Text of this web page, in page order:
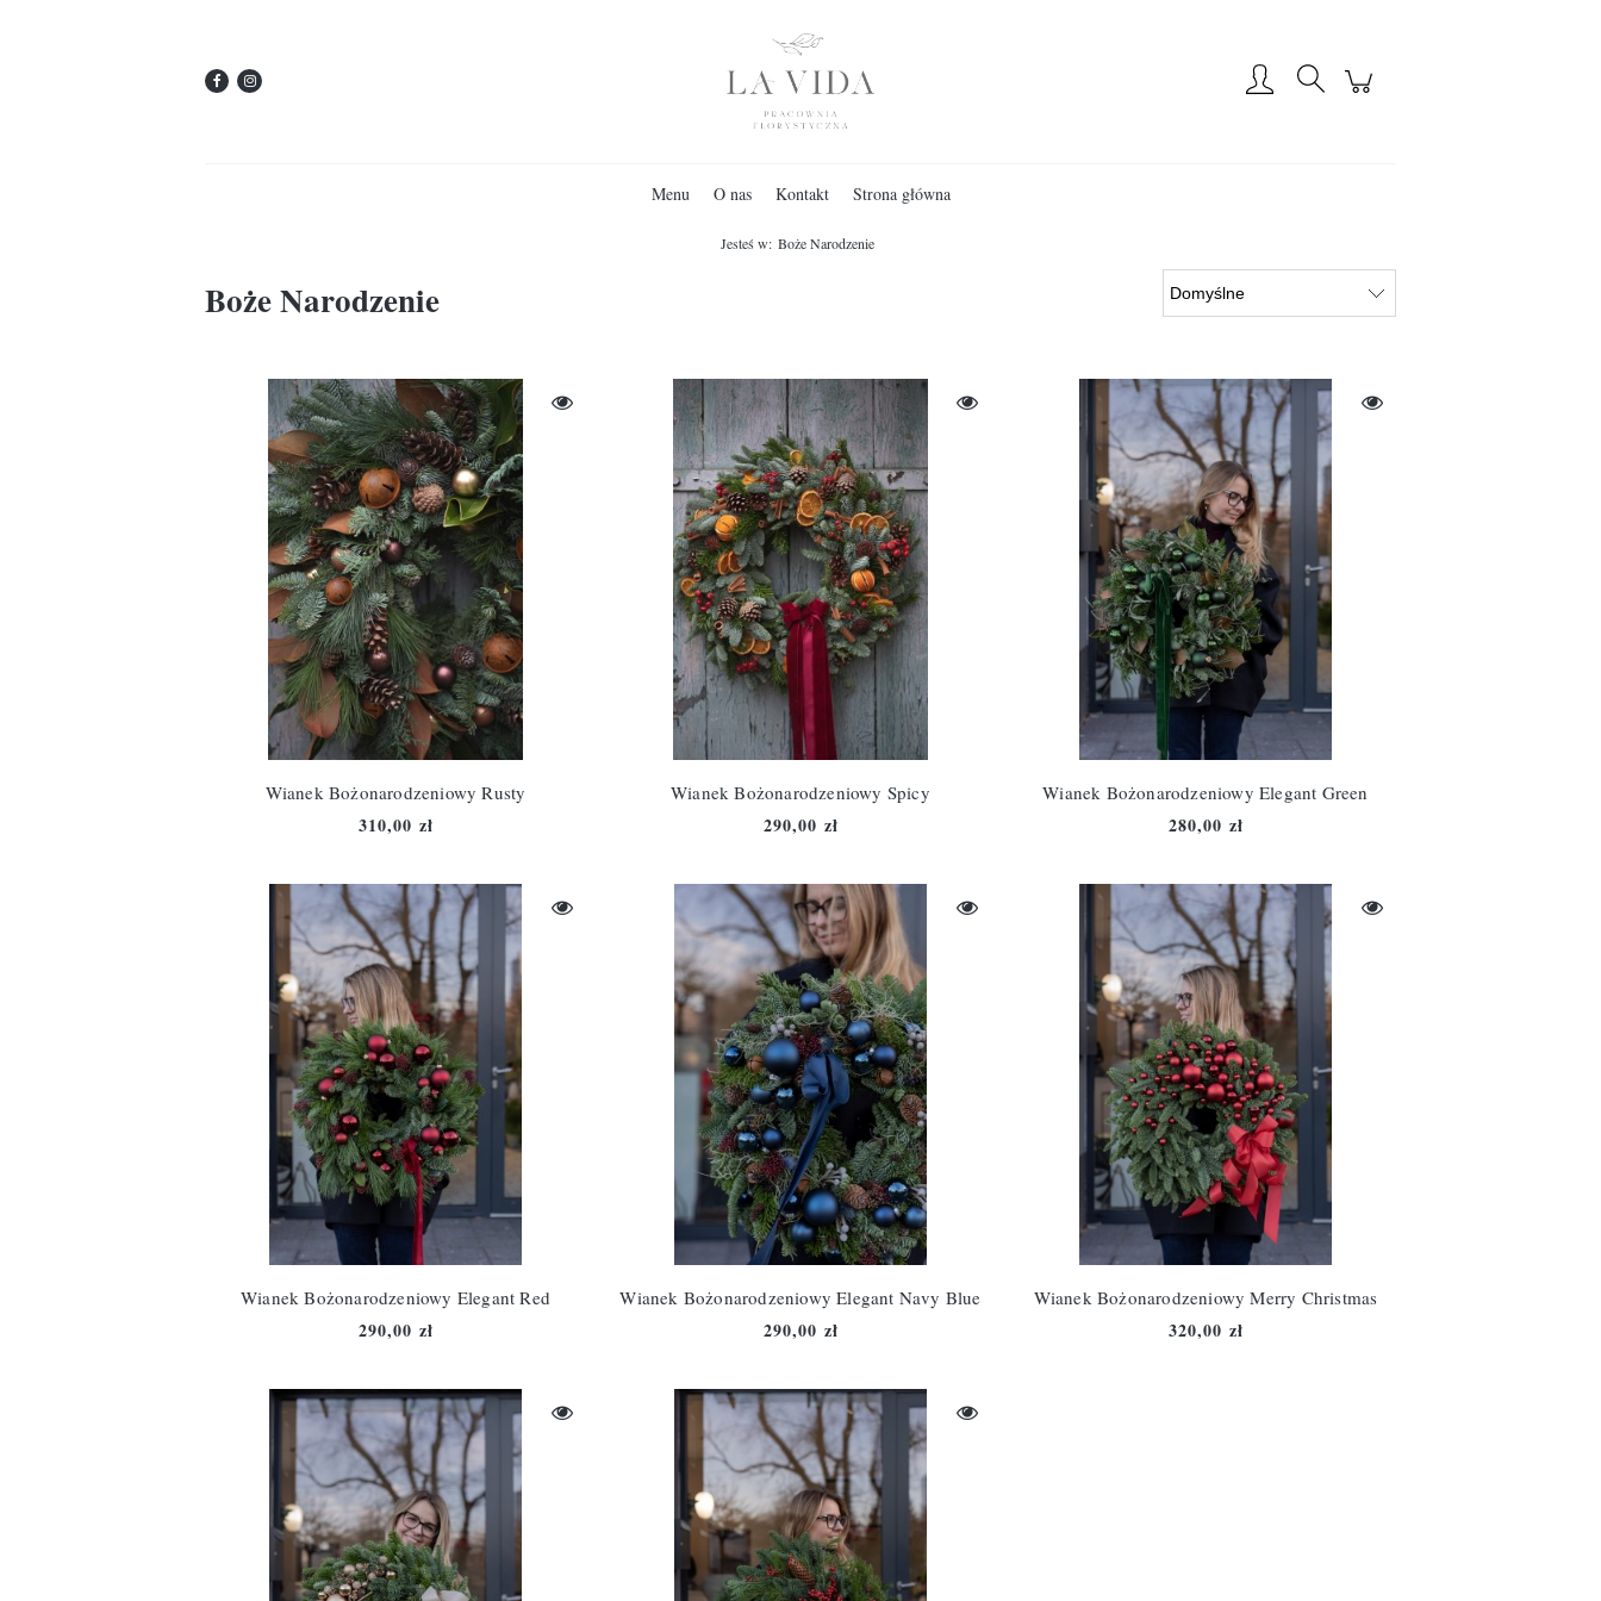
Menu O nas Kontakt Strona główna
Jesteś w: Boże Narodzenie
Boże Narodzenie
Wianek Bożonarodzeniowy Rusty
310,00 zł
Wianek Bożonarodzeniowy Spicy
290,00 zł
Wianek Bożonarodzeniowy Elegant Green
280,00 zł
Wianek Bożonarodzeniowy Elegant Red
290,00 zł
Wianek Bożonarodzeniowy Elegant Navy Blue
290,00 zł
Wianek Bożonarodzeniowy Merry Christmas
320,00 zł